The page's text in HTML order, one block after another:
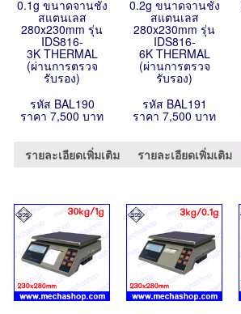
0.1g ขนาดจานชั่ง
สแตนเลส
280x230mm รุ่น
IDS816-
3K THERMAL
(ผ่านการตรวจ
รับรอง)
รหัส BAL190
ราคา 7,500 บาท
รายละเอียดเพิ่มเติม
0.2g ขนาดจานชั่ง
สแตนเลส
280x230mm รุ่น
IDS816-
6K THERMAL
(ผ่านการตรวจ
รับรอง)
รหัส BAL191
ราคา 7,500 บาท
รายละเอียดเพิ่มเติม